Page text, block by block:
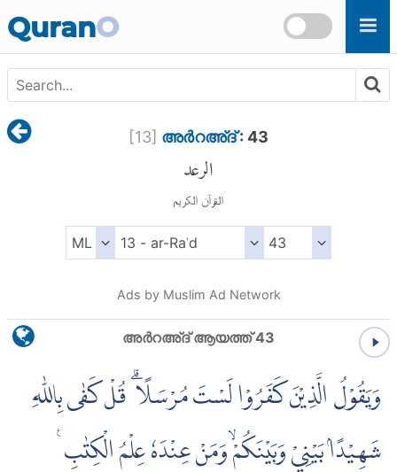
QuranO
[13] അര്‍റഅ്ദ്: 43
الرعد
القرآن الكريم
Ads by Muslim Ad Network
അര്‍റഅ്ദ് ആയത്ത് 43
وَيَقُوْلُ الَّذِيْنَ كَفَرُوْا لَسْتَ مُرْسَلًا ۗ قُلْ كَفٰى بِاللّٰهِ
شَهِيْدًاۢ بَيْنِيْ وَبَيْنَكُمْۙ وَمَنْ عِنْدَهٗ عِلْمُ الْكِتٰبِ ࣖ